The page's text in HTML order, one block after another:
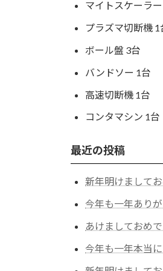
マイトスケーラ
プラズマ切断機 1
ボール盤 3台
バンドソー 1台
高速切断機 1台
コンタマシン 1台
最近の投稿
新年明けまして
今年も一年あり
あけましておめ
今年も一年本当